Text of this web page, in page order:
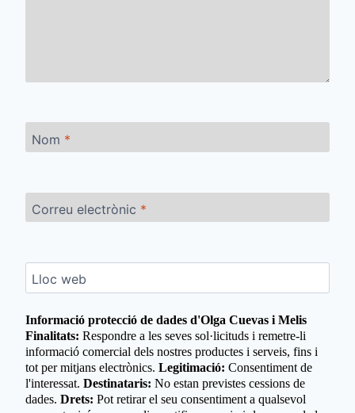
Nom *
Correu electrònic *
Lloc web
Informació protecció de dades d'Olga Cuevas i Melis
Finalitats: Respondre a les seves sol·licituds i remetre-li
informació comercial dels nostres productes i serveis, fins i
tot per mitjans electrònics. Legitimació: Consentiment de
l'interessat. Destinataris: No estan previstes cessions de
dades. Drets: Pot retirar el seu consentiment a qualsevol